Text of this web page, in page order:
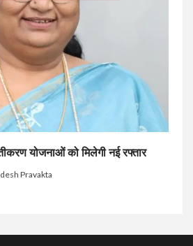
योजनाओं को मिलेगी नई रफ्तार
Pravakta